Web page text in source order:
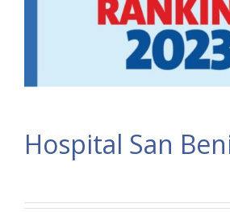
Hospital San